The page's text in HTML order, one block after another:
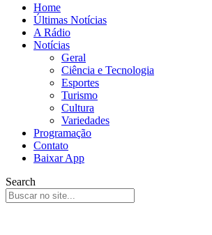
Home
Últimas Notícias
A Rádio
Notícias
Geral
Ciência e Tecnologia
Esportes
Turismo
Cultura
Variedades
Programação
Contato
Baixar App
Search